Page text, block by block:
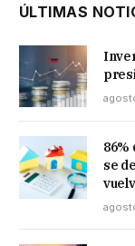
ÚLTIMAS
86%
se